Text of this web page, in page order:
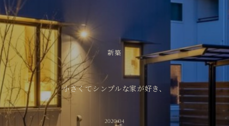
5
新築
小さくてシンプルな家が好き、
2020.04